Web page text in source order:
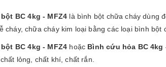
BC 4kg - MFZ4 là bình bột chữa cháy dùng
cháy, chữa cháy kim loại bằng các loại bình bột
BC 4kg - MFZ4 hoặc Bình cứu hỏa BC 4kg
lỏng, chất khí, chất rắn.